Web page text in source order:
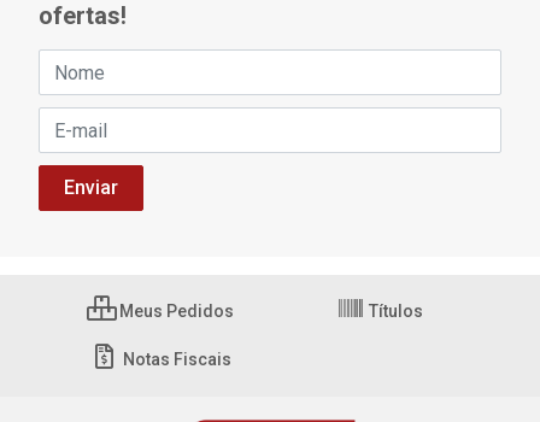
ofertas!
Meus Pedidos Títulos
Notas Fiscais